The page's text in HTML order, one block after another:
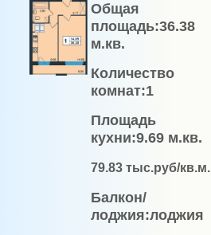
Общая
площадь:36.38
м.кв.
Количество
комнат:1
Площадь
кухни:9.69 м.кв.
79.83 тыс.руб/кв.м.
Балкон/
лоджия:лоджия